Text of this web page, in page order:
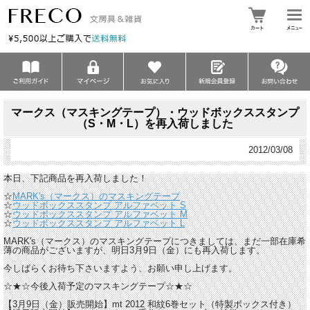
マークス（マスキングテープ）・ウッドボックススタンプ
（S・M・L）を再入荷しました
2012/03/08
本日、下記商品を再入荷しました！
☆MARK's（マークス）のマスキングテープ
☆ウッドボックススタンプ アルファベット S
☆ウッドボックススタンプ アルファベット M
☆ウッドボックススタンプ アルファベット L
MARK's（マークス）のマスキングテープにつきましては、まだ一部在庫希
薄の商品がございますが、明日3月9日（金）にも再入荷します。
今しばらくお待ち下さいますよう、お願い申し上げます。
☆★☆今後入荷予定のマスキングテープ☆★☆
【3月9日（金）販売開始】mt 2012 和紋6巻セット（特製ボックス付き）